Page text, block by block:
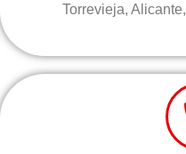
Torrevieja,